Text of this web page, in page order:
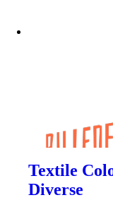
Textile
Diverse